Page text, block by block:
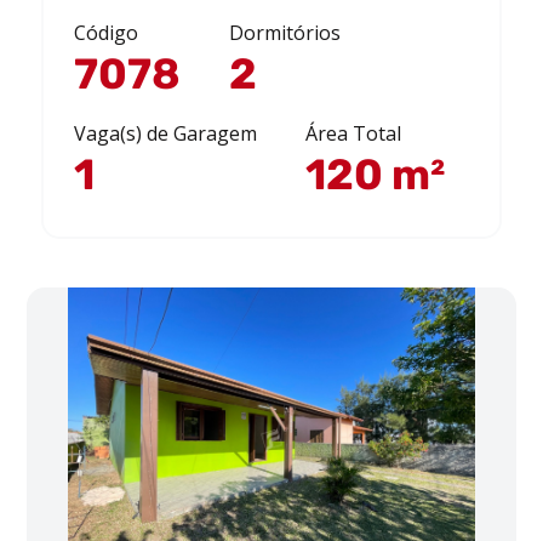
Código
7078
Dormitórios
2
Vaga(s) de Garagem
1
Área Total
120 m²